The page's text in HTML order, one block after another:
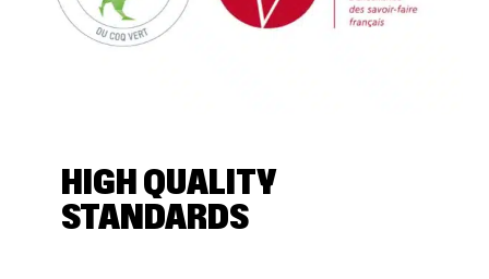
HIGH QUALITY
STANDARDS